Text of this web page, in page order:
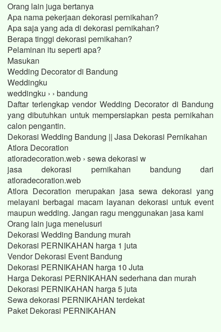
Orang lain juga bertanya
Apa nama pekerjaan dekorasi pernikahan?
Apa saja yang ada di dekorasi pernikahan?
Berapa tinggi dekorasi pernikahan?
Pelaminan itu seperti apa?
Masukan
Wedding Decorator di Bandung
Weddingku
weddingku › › bandung
Daftar terlengkap vendor Wedding Decorator di Bandung
yang dibutuhkan untuk mempersiapkan pesta pernikahan
calon pengantin.
Dekorasi Wedding Bandung || Jasa Dekorasi Pernikahan
Atlora Decoration
atloradecoration.web › sewa dekorasi w
jasa dekorasi pernikahan bandung dari
atloradecoration.web
Atlora Decoration merupakan jasa sewa dekorasi yang
melayani berbagai macam layanan dekorasi untuk event
maupun wedding. Jangan ragu menggunakan jasa kami
Orang lain juga menelusuri
Dekorasi Wedding Bandung murah
Dekorasi PERNIKAHAN harga 1 juta
Vendor Dekorasi Event Bandung
Dekorasi PERNIKAHAN harga 10 Juta
Harga Dekorasi PERNIKAHAN sederhana dan murah
Dekorasi PERNIKAHAN harga 5 juta
Sewa dekorasi PERNIKAHAN terdekat
Paket Dekorasi PERNIKAHAN